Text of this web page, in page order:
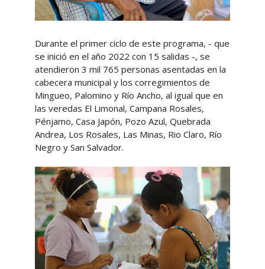
Durante el primer ciclo de este programa, - que
se inició en el año 2022 con 15 salidas -, se
atendieron 3 mil 765 personas asentadas en la
cabecera municipal y los corregimientos de
Mingueo, Palomino y Río Ancho, al igual que en
las veredas El Limonal, Campana Rosales,
Pénjamo, Casa Japón, Pozo Azul, Quebrada
Andrea, Los Rosales, Las Minas, Rio Claro, Río
Negro y San Salvador.